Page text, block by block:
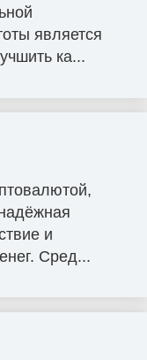
является
ка...
и
Сред...